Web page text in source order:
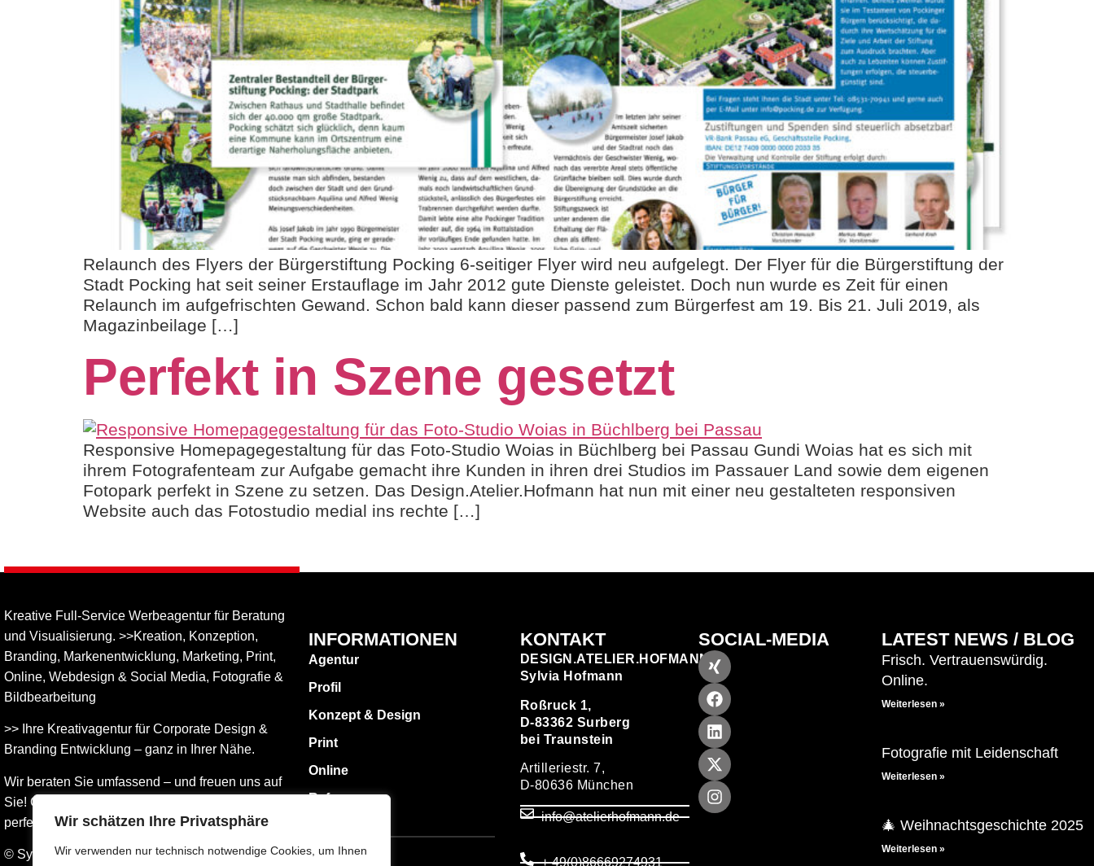
Wir schätzen Ihre Privatsphäre
Wir verwenden nur technisch notwendige Cookies, um Ihnen
Relaunch des Flyers der Bürgerstiftung Pocking 6-seitiger Flyer wird neu aufgelegt. Der Flyer für die Bürgerstiftung der
Stadt Pocking hat seit seiner Erstauflage im Jahr 2012 gute Dienste geleistet. Doch nun wurde es Zeit für einen
Relaunch im aufgefrischten Gewand. Schon bald kann dieser passend zum Bürgerfest am 19. Bis 21. Juli 2019, als
Magazinbeilage […]
Perfekt in Szene gesetzt
Responsive Homepagegestaltung für das Foto-Studio Woias in Büchlberg bei Passau Gundi Woias hat es sich mit
ihrem Fotografenteam zur Aufgabe gemacht ihre Kunden in ihren drei Studios im Passauer Land sowie dem eigenen
Fotopark perfekt in Szene zu setzen. Das Design.Atelier.Hofmann hat nun mit einer neu gestalteten responsiven
Website auch das Fotostudio medial ins rechte […]
Kreative Full-Service Werbeagentur für Beratung
und Visualisierung. >>Kreation, Konzeption,
Branding, Markenentwicklung, Marketing, Print,
Online, Web­design & Social Media, Fotografie &
Bildbear­bei­tung
>> Ihre Kreativagentur für Corporate Design &
Branding Entwicklung – ganz in Ihrer Nähe.
Wir beraten Sie umfassend – und freuen uns auf
Sie! Gemeinsam finden wird die Werbung, die
perfekt zu Ihnen passt.
© Sylvia Hofmann DESIGN.ATELIER.HOFMANN
INFORMATIONEN
Agentur
Profil
Konzept & Design
Print
Online
Referenzen
Impressum
KONTAKT
DESIGN.ATELIER.HOFMANN
Sylvia Hofmann
Roßruck 1,
D-83362 Surberg
bei Traunstein
Artilleriestr. 7,
D-80636 München
info@atelierhofmann.de
+ 49(0)86669274931
SOCIAL-MEDIA LATEST NEWS / BLOG
Frisch. Vertrauenswürdig.
Online.
Weiterlesen »
Fotografie mit Leidenschaft
Weiterlesen »
🎄 Weihnachtsgeschichte 2025
Weiterlesen »